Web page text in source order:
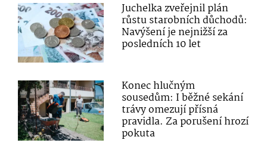
Juchelka zveřejnil plán
růstu starobních důchodů:
Navýšení je nejnižší za
posledních 10 let
Konec hlučným
sousedům: I běžné sekání
trávy omezují přísná
pravidla. Za porušení hrozí
pokuta